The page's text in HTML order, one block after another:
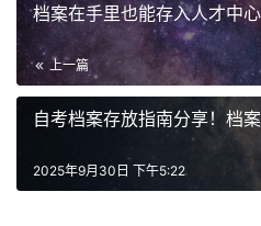
档案在手里也能存入人才中
上一篇
自考档案存放指南分享！档案
2025年9月30日 下午5:22